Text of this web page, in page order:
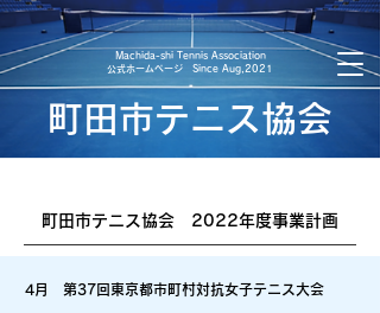
町田市テニス協会
​Machida-shi Tennis Association
​公式ホームページ Since Aug,2021
町田市テニス協会 2022年度事業計画
​4月 第37回東京都市町村対抗女子テニス大会